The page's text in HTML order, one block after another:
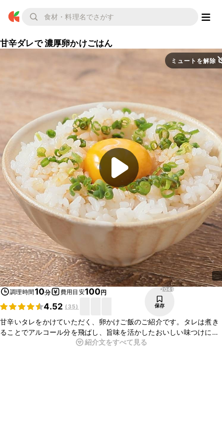
甘辛ダレで 濃厚卵かけごはん
ミュートを解除
調理時間10分 費用目安100円
4.52 ( 35)
2049
保存
甘辛いタレをかけていただく、卵かけご飯のご紹介です。タレは煮き
ることでアルコール分を飛ばし、旨味を活かしたおいしい味つけにな
ります。卵黄だけを使う濃厚で、いつもとはひと味ちがう卵かけご飯
紹介文をすべて見る